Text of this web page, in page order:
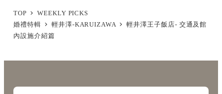
TOP
WEEKLY PICKS
婚禮特輯
輕井澤-KARUIZAWA
輕井澤王子飯店- 交通及館
內設施介紹篇